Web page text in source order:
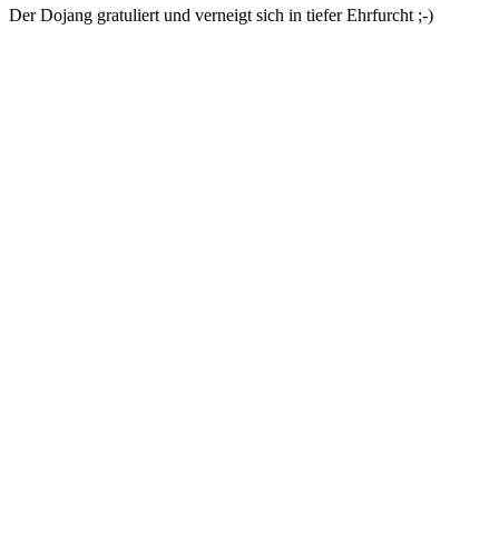
Der Dojang gratuliert und verneigt sich in tiefer Ehrfurcht ;-)